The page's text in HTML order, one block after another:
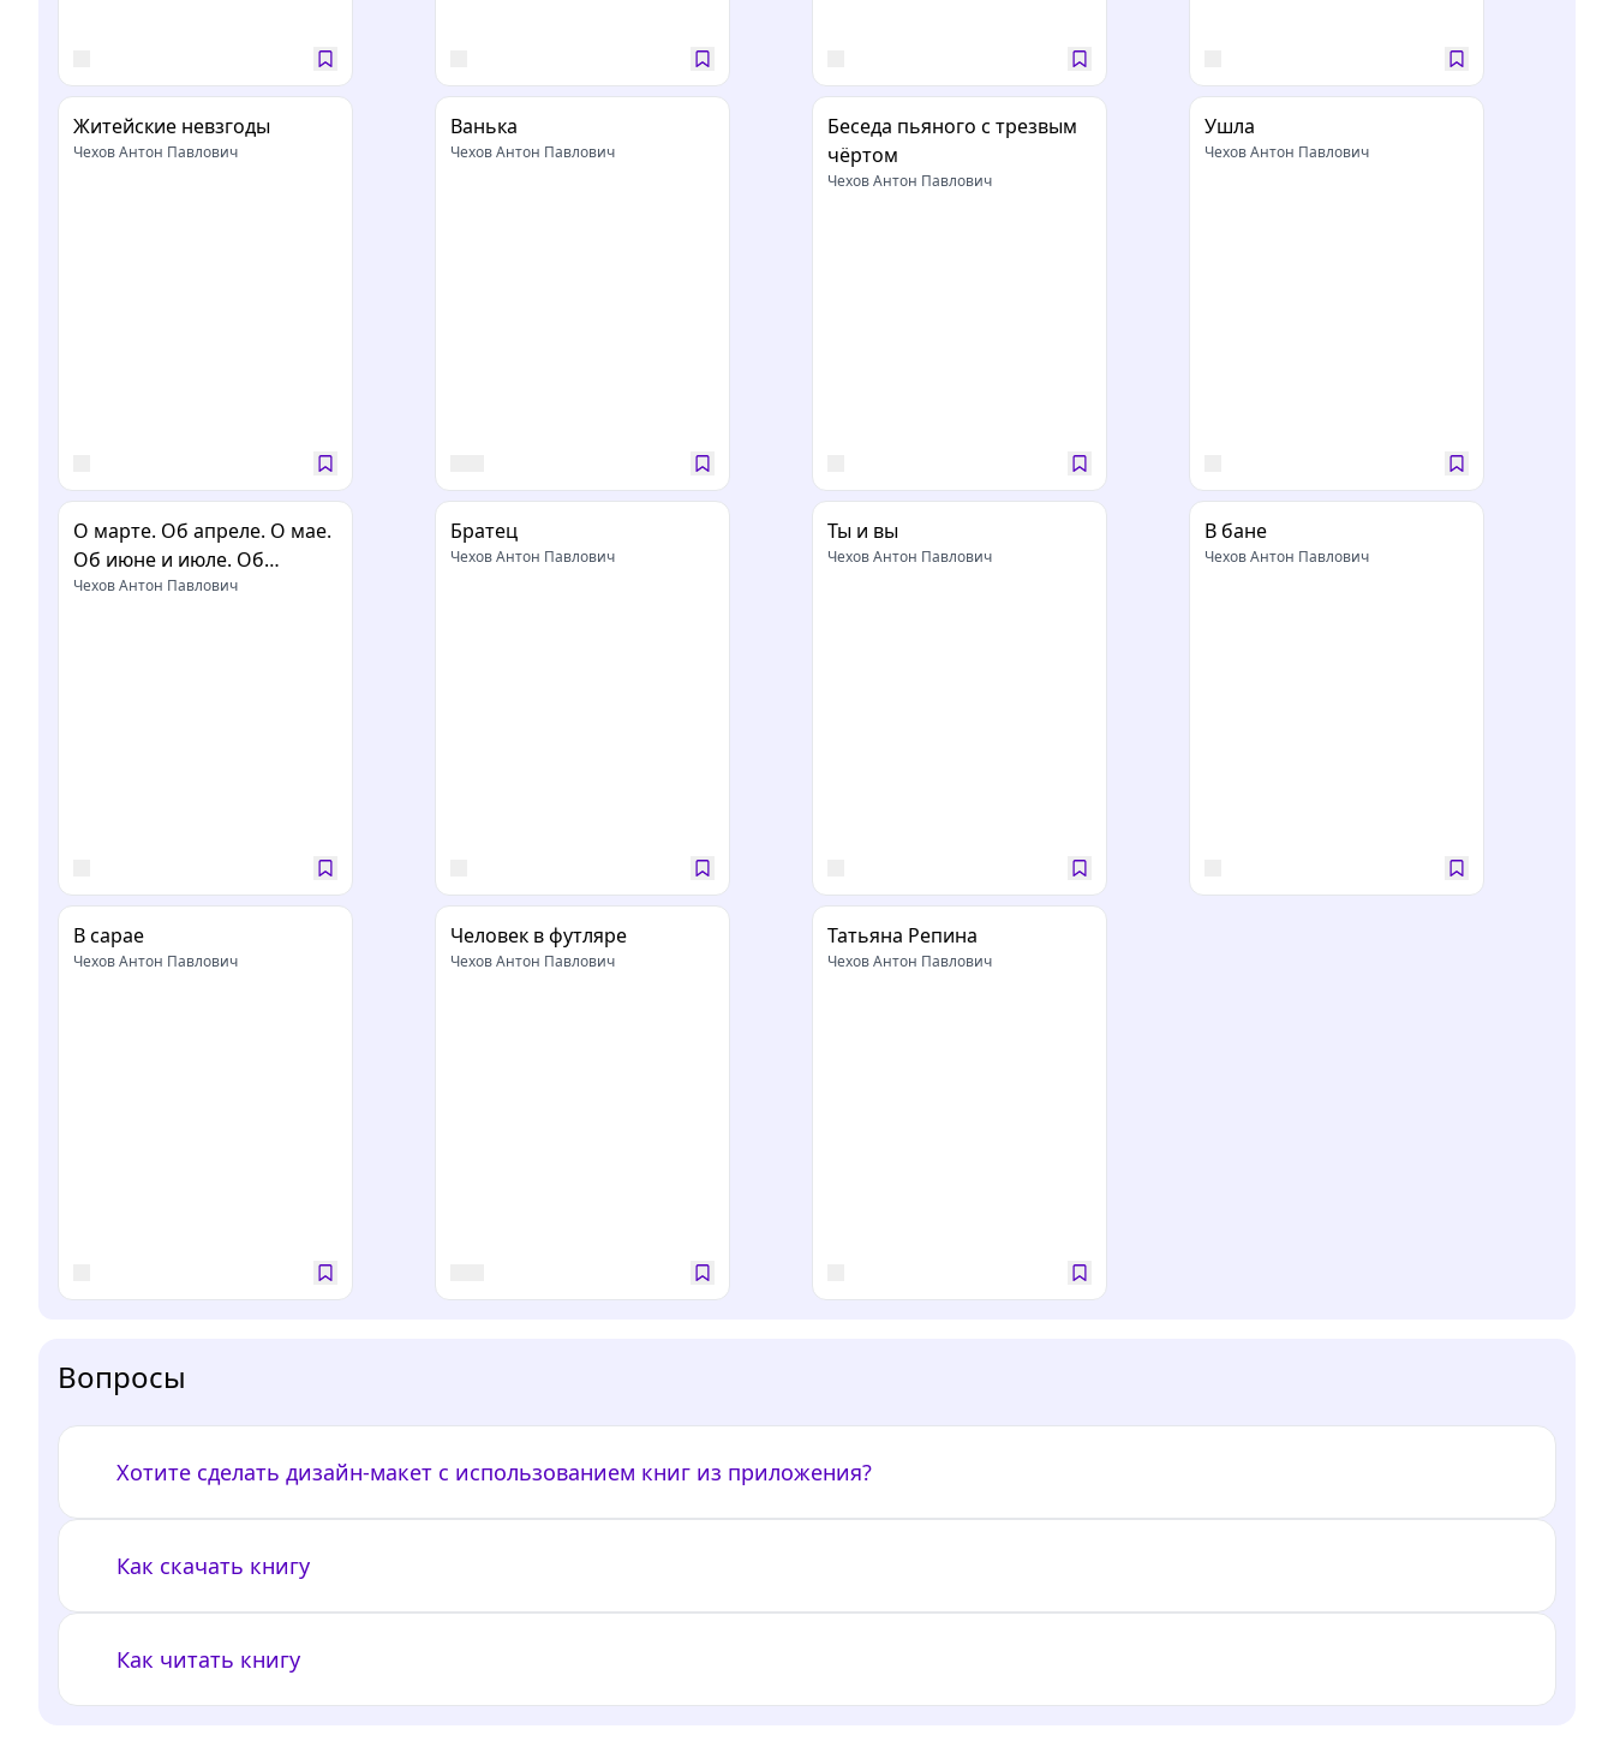
Житейские невзгоды
Чехов Антон Павлович
Ванька
Чехов Антон Павлович
Беседа пьяного с трезвым
чёртом
Чехов Антон Павлович
Ушла
Чехов Антон Павлович
О марте. Об апреле. О мае.
Об июне и июле. Об
августе
Чехов Антон Павлович
Братец
Чехов Антон Павлович
Ты и вы
Чехов Антон Павлович
В бане
Чехов Антон Павлович
В сарае
Чехов Антон Павлович
Человек в футляре
Чехов Антон Павлович
Татьяна Репина
Чехов Антон Павлович
Вопросы
Хотите сделать дизайн-макет с использованием книг из приложения?
Как скачать книгу
Как читать книгу